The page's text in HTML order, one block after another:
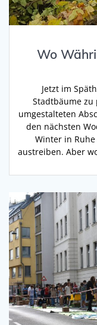
Wo
Jetzt im
Stadtbäume zu
umgestalteten
den nächsten
Winter in
austreiben. Aber